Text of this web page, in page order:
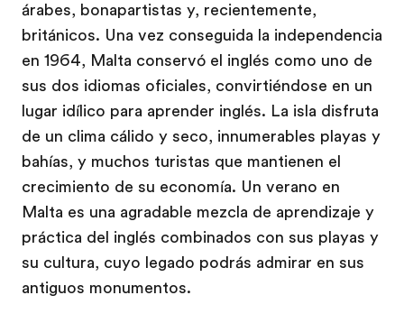
árabes, bonapartistas y, recientemente,
británicos. Una vez conseguida la independencia
en 1964, Malta conservó el inglés como uno de
sus dos idiomas oficiales, convirtiéndose en un
lugar idílico para aprender inglés. La isla disfruta
de un clima cálido y seco, innumerables playas y
bahías, y muchos turistas que mantienen el
crecimiento de su economía. Un verano en
Malta es una agradable mezcla de aprendizaje y
práctica del inglés combinados con sus playas y
su cultura, cuyo legado podrás admirar en sus
antiguos monumentos.